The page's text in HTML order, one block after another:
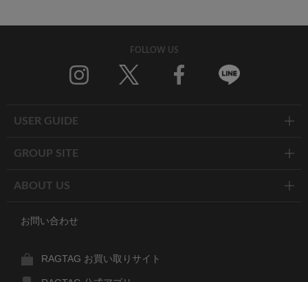
FOLLOW US
USER GUIDE
GROUP SITE
ABOUT US
お問い合わせ
RAGTAG お買い取りサイト